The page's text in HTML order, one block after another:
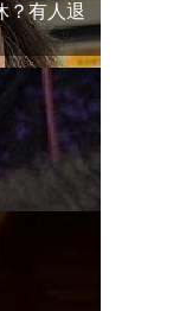
？有人退